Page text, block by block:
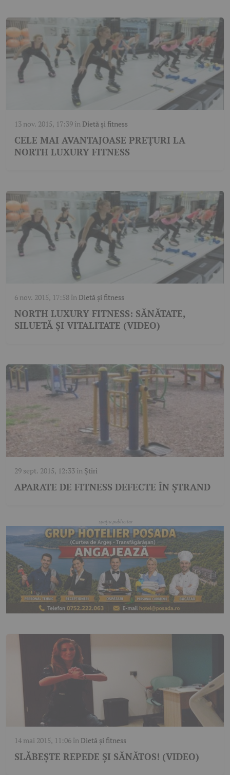
13 nov. 2015, 17:39 în Dietă și fitness
CELE MAI AVANTAJOASE PREȚURI LA
NORTH LUXURY FITNESS
6 nov. 2015, 17:58 în Dietă și fitness
NORTH LUXURY FITNESS: SĂNĂTATE,
SILUETĂ ȘI VITALITATE (VIDEO)
29 sept. 2015, 12:33 în Știri
APARATE DE FITNESS DEFECTE ÎN ȘTRAND
14 mai 2015, 11:06 în Dietă și fitness
SLĂBEŞTE REPEDE ŞI SĂNĂTOS! (VIDEO)